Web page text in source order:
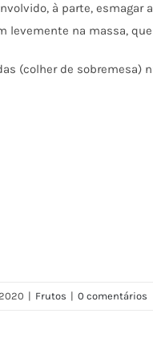
à parte, esmagar
levemente na massa,
(colher de sobremesa)
| Frutos | 0 comentários